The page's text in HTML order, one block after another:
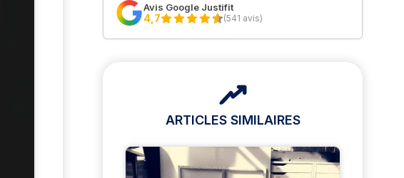
Avis Google Justifit
4,7 (541 avis)
ARTICLES SIMILAIRES